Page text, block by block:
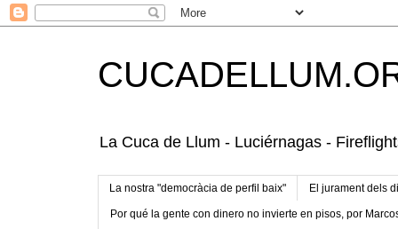
La Cuca de Llum - Luciérnagas -
La nostra "democràcia de perfil baix" El jurament dels
Por qué la gente con dinero no invierte en pisos, por